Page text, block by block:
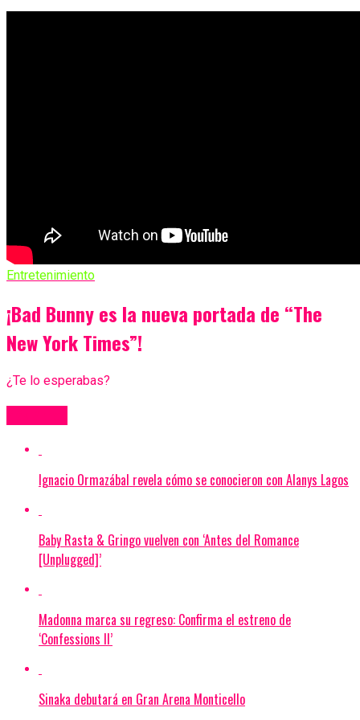
Entretenimiento
¡Bad Bunny es la nueva portada de “The
New York Times”!
¿Te lo esperabas?
Ignacio Ormazábal revela cómo se conocieron con Alanys Lagos
Baby Rasta & Gringo vuelven con ‘Antes del Romance
[Unplugged]’
Madonna marca su regreso: Confirma el estreno de
‘Confessions II’
Sinaka debutará en Gran Arena Monticello